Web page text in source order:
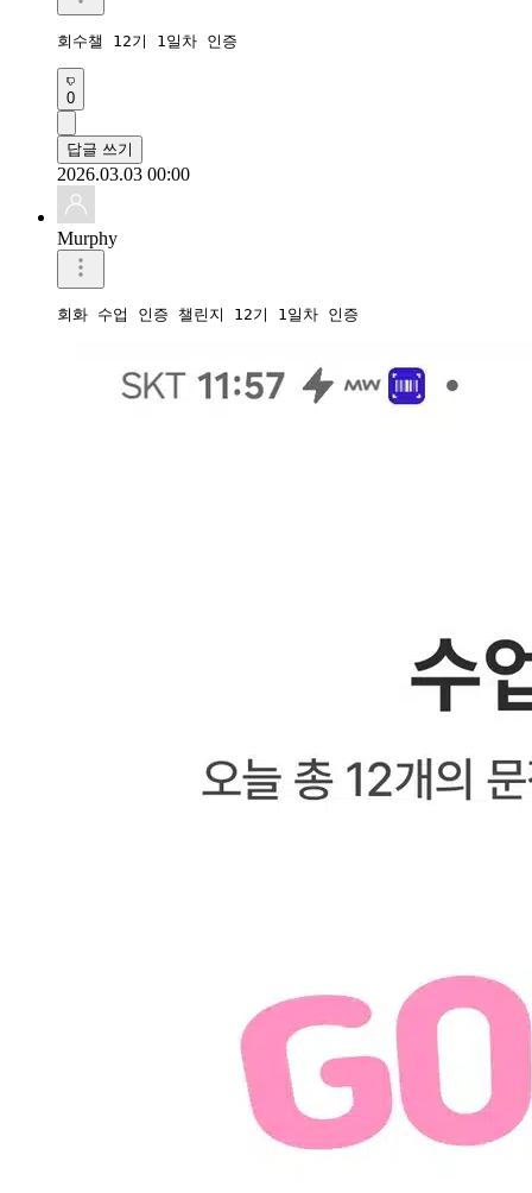
회수챌 12기 1일차 인증
0
답글 쓰기
2026.03.03 00:00
Murphy
회화 수업 인증 챌린지 12기 1일차 인증